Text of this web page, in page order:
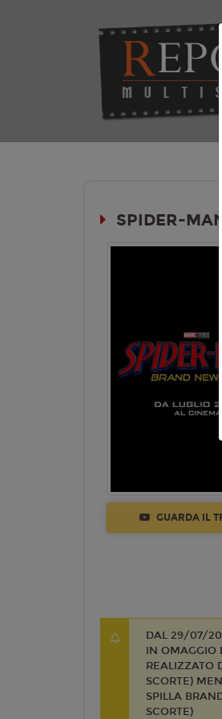
SPIDER-
GUARDA IL
DAL 29/07/
IN OMAGGIO
REALIZZATO
SCORTE)
SPILLA
SCORTE)